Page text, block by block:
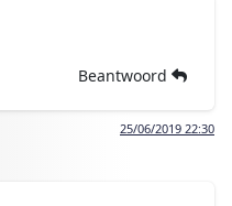
Beantwoord
25/06/2019 22:30